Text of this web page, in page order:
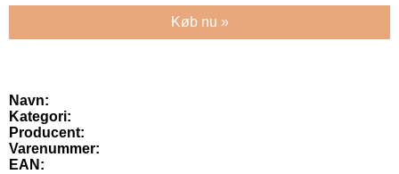
Køb nu »
Navn:
Kategori:
Producent:
Varenummer:
EAN: